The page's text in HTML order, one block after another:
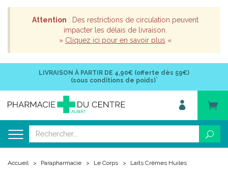
Attention : Des restrictions de circulation peuvent
impacter les délais de livraison.
» Cliquez ici pour en savoir plus «
LIVRAISON À PARTIR DE 4,90€ (offerte dès 59€)
(sous conditions de poids)*
Accueil Parapharmacie Le Corps
Laits Crèmes Huiles